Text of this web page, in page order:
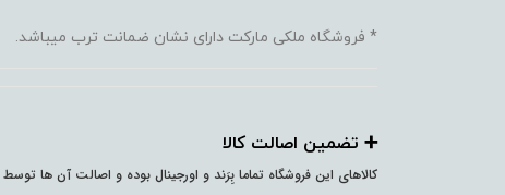
* فروشگاه ملکی مارکت دارای نشان ضمانت ترب میباشد.
➕️ تضمین اصالت کالا
کالاهای این فروشگاه تماما بِرَند و اورجینال بوده و اصالت آن ها توسط